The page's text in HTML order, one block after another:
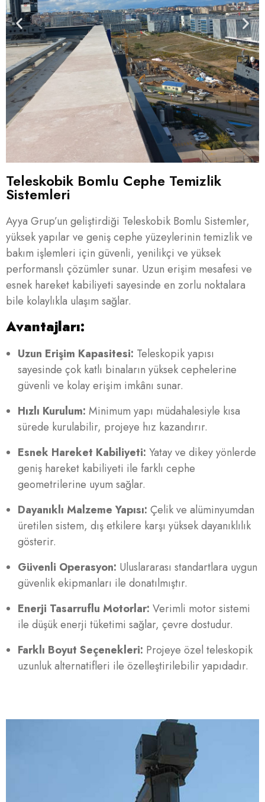
Teleskobik Bomlu Cephe Temizlik
Sistemleri
Ayya Grup’un geliştirdiği Teleskobik Bomlu Sistemler,
yüksek yapılar ve geniş cephe yüzeylerinin temizlik ve
bakım işlemleri için güvenli, yenilikçi ve yüksek
performanslı çözümler sunar. Uzun erişim mesafesi ve
esnek hareket kabiliyeti sayesinde en zorlu noktalara
bile kolaylıkla ulaşım sağlar.
Avantajları:
Uzun Erişim Kapasitesi: Teleskopik yapısı
sayesinde çok katlı binaların yüksek cephelerine
güvenli ve kolay erişim imkânı sunar.
Hızlı Kurulum: Minimum yapı müdahalesiyle kısa
sürede kurulabilir, projeye hız kazandırır.
Esnek Hareket Kabiliyeti: Yatay ve dikey yönlerde
geniş hareket kabiliyeti ile farklı cephe
geometrilerine uyum sağlar.
Dayanıklı Malzeme Yapısı: Çelik ve alüminyumdan
üretilen sistem, dış etkilere karşı yüksek dayanıklılık
gösterir.
Güvenli Operasyon: Uluslararası standartlara uygun
güvenlik ekipmanları ile donatılmıştır.
Enerji Tasarruflu Motorlar: Verimli motor sistemi
ile düşük enerji tüketimi sağlar, çevre dostudur.
Farklı Boyut Seçenekleri: Projeye özel teleskopik
uzunluk alternatifleri ile özelleştirilebilir yapıdadır.